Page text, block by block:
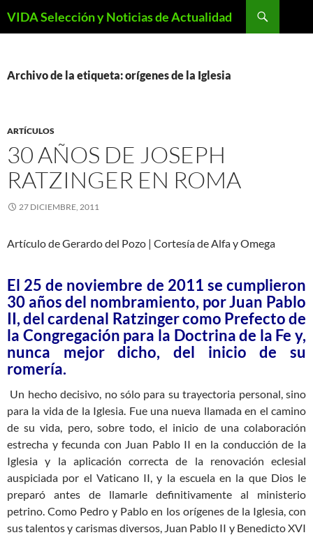
VIDA Selección y Noticias de Actualidad
Archivo de la etiqueta: orígenes de la Iglesia
ARTÍCULOS
30 AÑOS DE JOSEPH
RATZINGER EN ROMA
27 DICIEMBRE, 2011
Artículo de Gerardo del Pozo | Cortesía de Alfa y Omega
El 25 de noviembre de 2011 se cumplieron
30 años del nombramiento, por Juan Pablo
II, del cardenal Ratzinger como Prefecto de
la Congregación para la Doctrina de la Fe y,
nunca mejor dicho, del inicio de su
romería.
Un hecho decisivo, no sólo para su trayectoria personal, sino
para la vida de la Iglesia. Fue una nueva llamada en el camino
de su vida, pero, sobre todo, el inicio de una colaboración
estrecha y fecunda con Juan Pablo II en la conducción de la
Iglesia y la aplicación correcta de la renovación eclesial
auspiciada por el Vaticano II, y la escuela en la que Dios le
preparó antes de llamarle definitivamente al ministerio
petrino. Como Pedro y Pablo en los orígenes de la Iglesia, con
sus talentos y carismas diversos, Juan Pablo II y Benedicto XVI